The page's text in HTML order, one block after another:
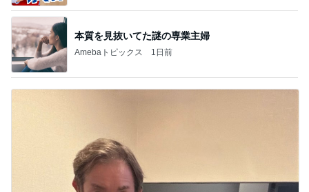
本質を見抜いてた謎の専業主婦
Amebaトピックス 1日前